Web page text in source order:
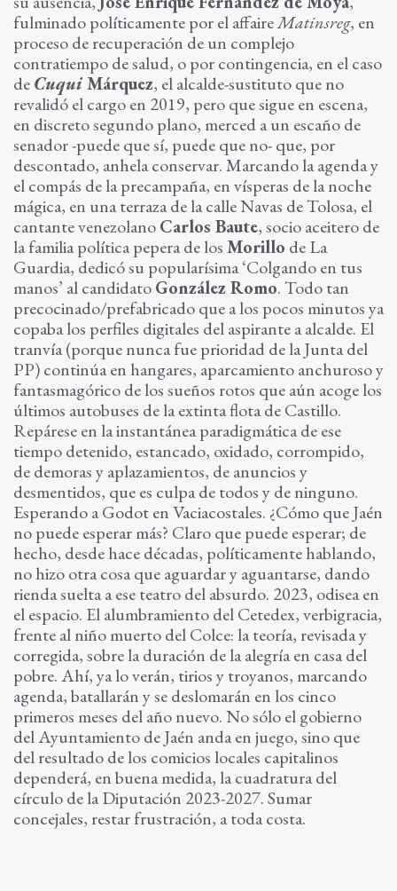
fulminado políticamente por el affaireMatinsreg, en
proceso de recuperación de un complejo
contratiempo de salud, o por contingencia, en el caso
deCuquiMárquez, el alcalde-sustituto que no
revalidó el cargo en 2019, pero que sigue en escena,
en discreto segundo plano, merced a un escaño de
senador -puede que sí, puede que no- que, por
descontado, anhela conservar. Marcando la agenda y
el compás de la precampaña, en vísperas de la noche
mágica, en una terraza de la calle Navas de Tolosa, el
cantante venezolanoCarlos Baute, socio aceitero de
la familia política pepera de losMorillo de La
Guardia, dedicó su popularísima ‘Colgando en tus
manos’ al candidatoGonzález Romo. Todo tan
precocinado/prefabricado que a los pocos minutos ya
copaba los perfiles digitales del aspirante a alcalde. El
tranvía (porque nunca fue prioridad de la Junta del
PP) continúa en hangares, aparcamiento anchuroso y
fantasmagórico de los sueños rotos que aún acoge los
últimos autobuses de la extinta flota de Castillo.
Repárese en la instantánea paradigmática de ese
tiempo detenido, estancado, oxidado, corrompido,
de demoras y aplazamientos, de anuncios y
desmentidos, que es culpa de todos y de ninguno.
Esperando a Godot en Vaciacostales. ¿Cómo que Jaén
no puede esperar más? Claro que puede esperar; de
hecho, desde hace décadas, políticamente hablando,
no hizo otra cosa que aguardar y aguantarse, dando
rienda suelta a ese teatro del absurdo. 2023, odisea en
el espacio. El alumbramiento del Cetedex, verbigracia,
frente al niño muerto del Colce: la teoría, revisada y
corregida, sobre la duración de la alegría en casa del
pobre. Ahí, ya lo verán, tirios y troyanos, marcando
agenda, batallarán y se deslomarán en los cinco
primeros meses del año nuevo. No sólo el gobierno
del Ayuntamiento de Jaén anda en juego, sino que
del resultado de los comicios locales capitalinos
dependerá, en buena medida, la cuadratura del
círculo de la Diputación 2023-2027. Sumar
concejales, restar frustración, a toda costa.